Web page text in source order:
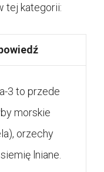
tej kategorii:
3 to przede
morskie
orzechy
lniane.